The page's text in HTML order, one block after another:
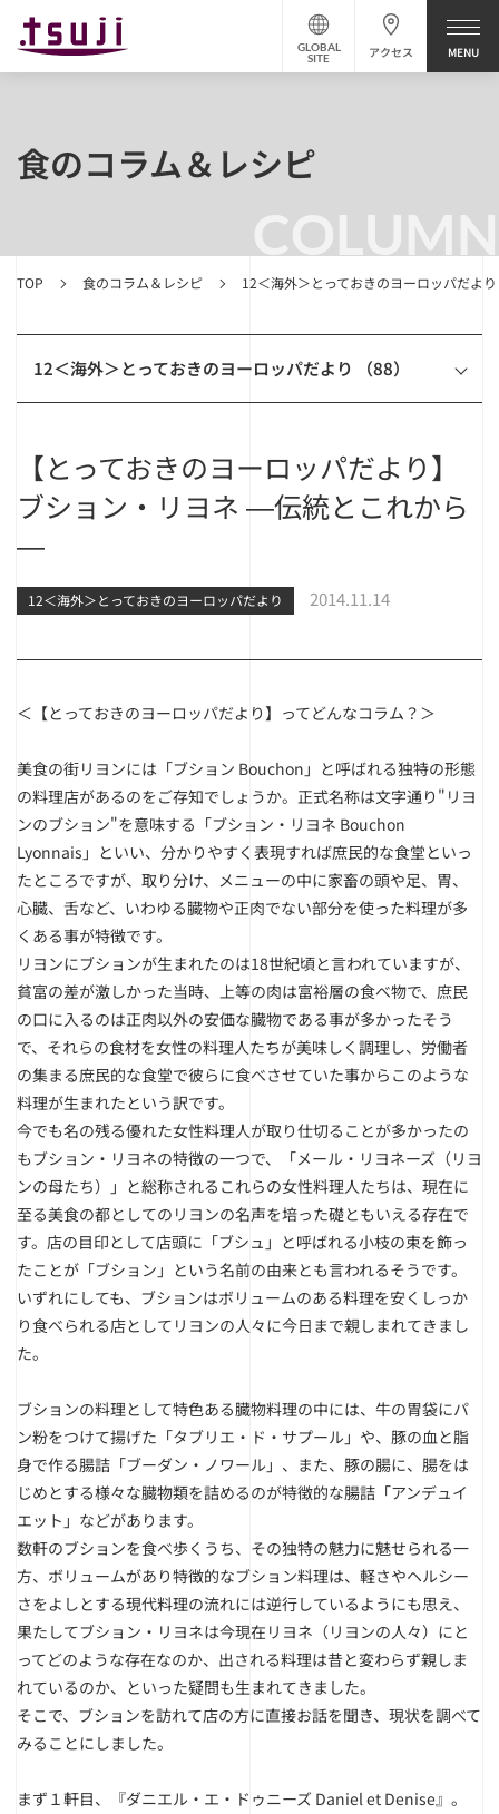
アクセス
GLOBAL
SITE
COLUMN
TOP 食のコラム＆レシピ 12＜海外＞とっておきのヨーロッパだより
食のコラム＆レシピ
12＜海外＞とっておきのヨーロッパだより （88）
【とっておきのヨーロッパだより】
ブション・リヨネ ―伝統とこれから
―
12＜海外＞とっておきのヨーロッパだより 2014.11.14
＜【とっておきのヨーロッパだより】ってどんなコラム？＞
美食の街リヨンには「ブション Bouchon」と呼ばれる独特の形態
の料理店があるのをご存知でしょうか。正式名称は文字通り"リヨ
ンのブション"を意味する「ブション・リヨネ Bouchon
Lyonnais」といい、分かりやすく表現すれば庶民的な食堂といっ
たところですが、取り分け、メニューの中に家畜の頭や足、胃、
心臓、舌など、いわゆる臓物や正肉でない部分を使った料理が多
くある事が特徴です。
リヨンにブションが生まれたのは18世紀頃と言われていますが、
貧富の差が激しかった当時、上等の肉は富裕層の食べ物で、庶民
の口に入るのは正肉以外の安価な臓物である事が多かったそう
で、それらの食材を女性の料理人たちが美味しく調理し、労働者
の集まる庶民的な食堂で彼らに食べさせていた事からこのような
料理が生まれたという訳です。
今でも名の残る優れた女性料理人が取り仕切ることが多かったの
もブション・リヨネの特徴の一つで、「メール・リヨネーズ（リヨ
ンの母たち）」と総称されるこれらの女性料理人たちは、現在に
至る美食の都としてのリヨンの名声を培った礎ともいえる存在で
す。店の目印として店頭に「ブシュ」と呼ばれる小枝の束を飾っ
たことが「ブション」という名前の由来とも言われるそうです。
いずれにしても、ブションはボリュームのある料理を安くしっか
り食べられる店としてリヨンの人々に今日まで親しまれてきまし
た。
ブションの料理として特色ある臓物料理の中には、牛の胃袋にパ
ン粉をつけて揚げた「タブリエ・ド・サプール」や、豚の血と脂
身で作る腸詰「ブーダン・ノワール」、また、豚の腸に、腸をは
じめとする様々な臓物類を詰めるのが特徴的な腸詰「アンデュイ
エット」などがあります。
数軒のブションを食べ歩くうち、その独特の魅力に魅せられる一
方、ボリュームがあり特徴的なブション料理は、軽さやヘルシー
さをよしとする現代料理の流れには逆行しているようにも思え、
果たしてブション・リヨネは今現在リヨネ（リヨンの人々）にと
ってどのような存在なのか、出される料理は昔と変わらず親しま
れているのか、といった疑問も生まれてきました。
そこで、ブションを訪れて店の方に直接お話を聞き、現状を調べて
みることにしました。
まず１軒目、『ダニエル・エ・ドゥニーズ Daniel et Denise』。